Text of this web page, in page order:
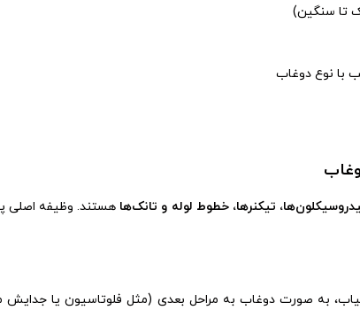
تا سنگین)
با نوع دوغاب
تیکنرها، خطوط لوله و تانک‌ها هستند. وظیفه اصلی
به صورت دوغاب به مراحل بعدی (مثل فلوتاسیون یا